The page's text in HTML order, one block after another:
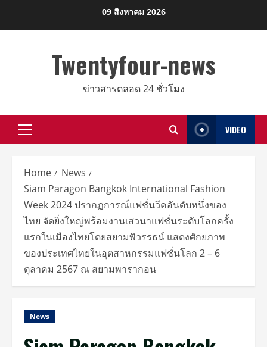
09 สิงหาคม 2026
Twentyfour-news
ข่าวสารตลอด 24 ชั่วโมง
Primary
VIDEO
Home
News
Siam Paragon Bangkok International Fashion
Week 2024 ปรากฏการณ์แฟชั่นวีคอันดับหนึ่งของ
ไทย จัดยิ่งใหญ่พร้อมงานเสวนาแฟชั่นระดับโลกครั้ง
แรกในเมืองไทยโดยสยามพิวรรธน์ แสดงศักยภาพ
ของประเทศไทยในอุตสาหกรรมแฟชั่นโลก 2 – 6
ตุลาคม 2567 ณ สยามพารากอน
News